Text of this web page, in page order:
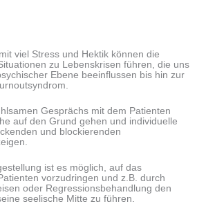
viel Stress und Hektik können die
zu Lebenskrisen führen, die uns
Ebene beeinflussen bis hin zur
Gesprächs mit dem Patienten
auf den Grund gehen und individuelle
und blockierenden
ist es möglich, auf das
vorzudringen und z.B. durch
oder Regressionsbehandlung den
seelische Mitte zu führen.